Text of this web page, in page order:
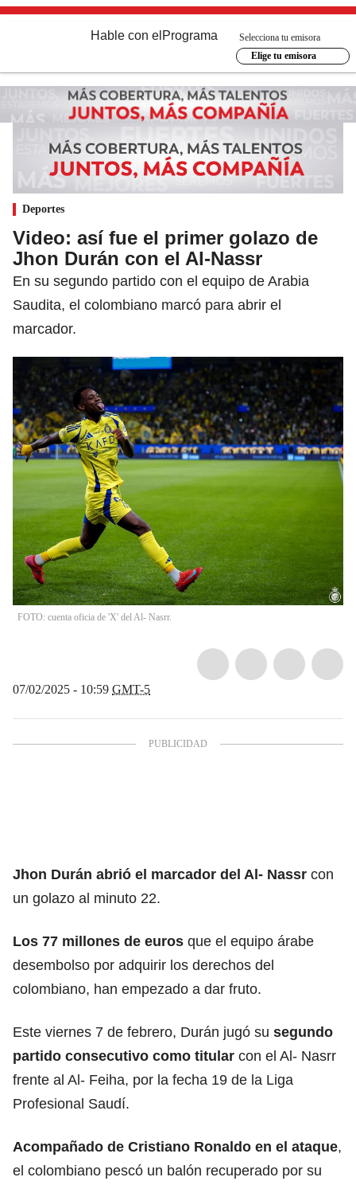
Hable con el Programa
Selecciona tu emisora
Elige tu emisora
Deportes
Video: así fue el primer golazo de
Jhon Durán con el Al-Nassr
En su segundo partido con el equipo de Arabia
Saudita, el colombiano marcó para abrir el
marcador.
FOTO: cuenta oficia de 'X' del Al- Nasrr.
07/02/2025 - 10:59 GMT-5
Jhon Durán abrió el marcador del Al- Nassr con
un golazo al minuto 22.
Los 77 millones de euros que el equipo árabe
desembolso por adquirir los derechos del
colombiano, han empezado a dar fruto.
Este viernes 7 de febrero, Durán jugó su segundo
partido consecutivo como titular con el Al- Nasrr
frente al Al- Feiha, por la fecha 19 de la Liga
Profesional Saudí.
Acompañado de Cristiano Ronaldo en el ataque,
el colombiano pescó un balón recuperado por su